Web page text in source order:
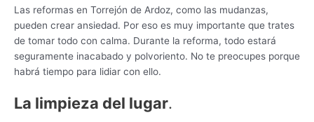
Las reformas en Torrejón de Ardoz, como las mudanzas,
pueden crear ansiedad. Por eso es muy importante que trates
de tomar todo con calma. Durante la reforma, todo estará
seguramente inacabado y polvoriento. No te preocupes porque
habrá tiempo para lidiar con ello.
La limpieza del lugar.